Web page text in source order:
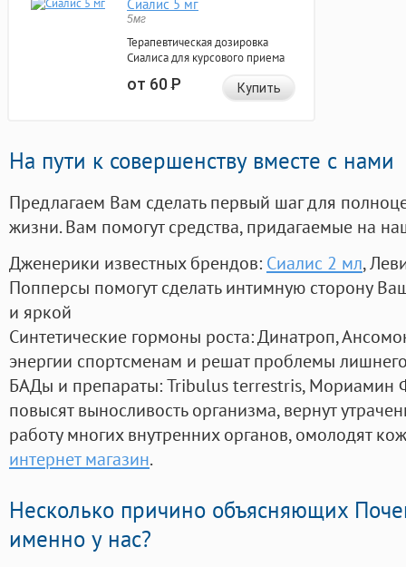
Сиалис 5 мг
5мг
Терапевтическая дозировка
Сиалиса для курсового приема
от 60Р Купить
На пути к совершенству вместе с нами
Предлагаем Вам сделать первый шаг для
жизни. Вам помогут средства, придагаемые на
Дженерики известных брендов: Сиалис 2 мл,
Попперсы помогут сделать интимную сторону
и яркой
Синтетические гормоны роста: Динатроп,
энергии спортсменам и решат проблемы
БАДы и препараты:Tribulus terrestris, Мориамин
повысят выносливость организма, вернут
работу многих внутренних органов, омолодят
интернет магазин.
Несколько причино объясняющих
именно у нас?